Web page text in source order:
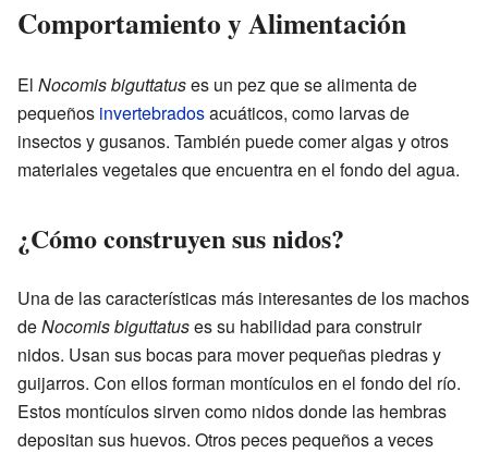
Comportamiento y Alimentación
El Nocomis biguttatuses un pez que se alimenta de
pequeños invertebradosacuáticos, como larvas de
insectos y gusanos. También puede comer algas y otros
materiales vegetales que encuentra en el fondo del agua.
¿Cómo construyen sus nidos?
Una de las características más interesantes de los machos
deNocomis biguttatuses su habilidad para construir
nidos. Usan sus bocas para mover pequeñas piedras y
guijarros. Con ellos forman montículos en el fondo del río.
Estos montículos sirven como nidos donde las hembras
depositan sus huevos. Otros peces pequeños a veces